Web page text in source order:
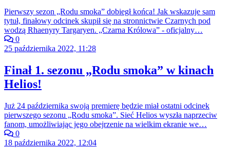
Pierwszy sezon „Rodu smoka” dobiegł końca! Jak wskazuje sam
tytuł, finałowy odcinek skupił się na stronnictwie Czarnych pod
wodzą Rhaenyry Targaryen. „Czarna Królowa” - oficjalny…
0
25 października 2022, 11:28
Finał 1. sezonu „Rodu smoka” w kinach
Helios!
Już 24 października swoją premierę będzie miał ostatni odcinek
pierwszego sezonu „Rodu smoka”. Sieć Helios wyszła naprzeciw
fanom, umożliwiając jego obejrzenie na wielkim ekranie we…
0
18 października 2022, 12:04